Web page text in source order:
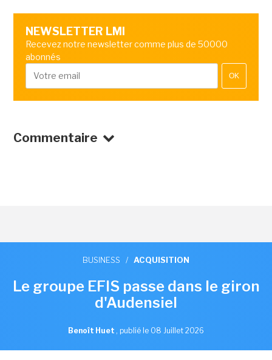
NEWSLETTER LMI
Recevez notre newsletter comme plus de 50000
abonnés
OK
Commentaire
BUSINESS / ACQUISITION
Le groupe EFIS passe dans le giron
d'Audensiel
Benoît Huet , publié le 08 Juillet 2026